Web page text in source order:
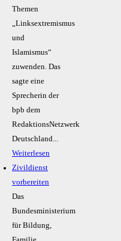
Themen
„Linksextremismus
und
Islamismus“
zuwenden. Das
sagte eine
Sprecherin der
bpb dem
RedaktionsNetzwerk
Deutschland...
Weiterlesen
Zivildienst
vorbereiten
Das
Bundesministerium
für Bildung,